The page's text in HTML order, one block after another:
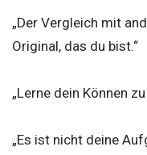
„Der Vergleich mit
Original, das du bist.“
„Lerne dein Können
„Es ist nicht deine